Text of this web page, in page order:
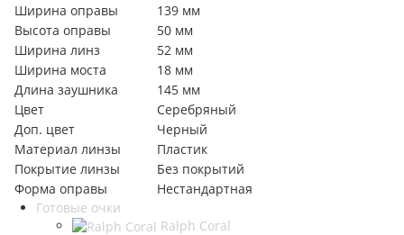
Ширина оправы
139 мм
Высота оправы
50 мм
Ширина линз
52 мм
Ширина моста
18 мм
Длина заушника
145 мм
Цвет
Серебряный
Доп. цвет
Черный
Материал линзы
Пластик
Покрытие линзы
Без покрытий
Форма оправы
Нестандартная
Готовые очки
Ralph Coral